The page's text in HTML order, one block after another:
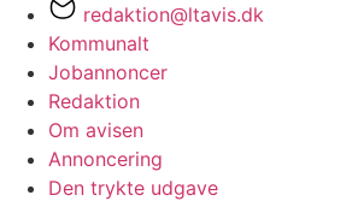
redaktion@ltavis.dk
Kommunalt
Jobannoncer
Redaktion
Om avisen
Annoncering
Den trykte udgave